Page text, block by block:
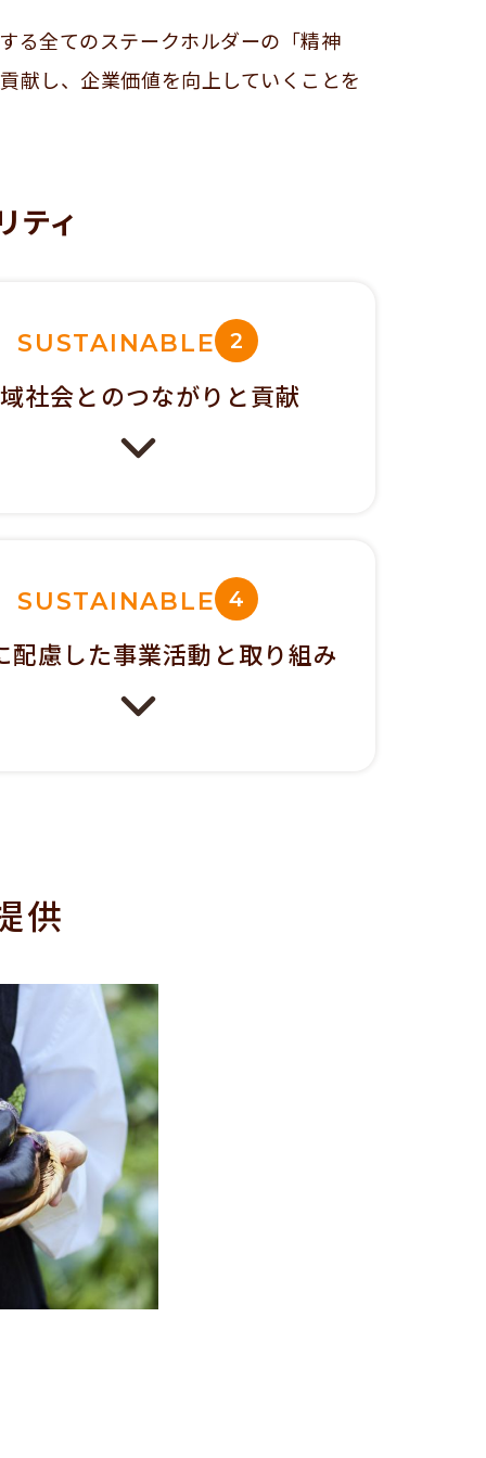
る全てのステークホルダーの「精神
献し、企業価値を向上していくことを
ティ
SUSTAINABLE 2
社会とのつながりと貢献
SUSTAINABLE 4
配慮した事業活動と取り組み
供